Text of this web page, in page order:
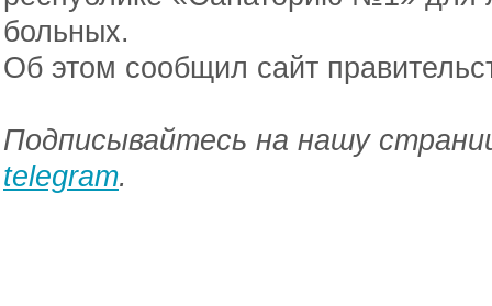
больных.
Об этом сообщил сайт
Подписывайтесь на нашу
telegram.